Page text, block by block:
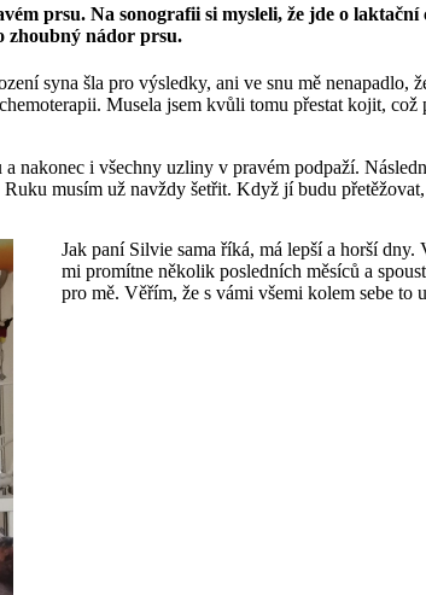
prsu. Na sonografii si mysleli, že jde o
zhoubný nádor prsu.
syna šla pro výsledky, ani ve snu mě
Musela jsem kvůli tomu přestat kojit,
nakonec i všechny uzliny v pravém podpaží.
musím už navždy šetřit. Když jí budu
Jak paní Silvie sama říká, má lepší a horší dny.
mi promítne několik posledních měsíců a
pro mě. Věřím, že s vámi všemi kolem sebe to